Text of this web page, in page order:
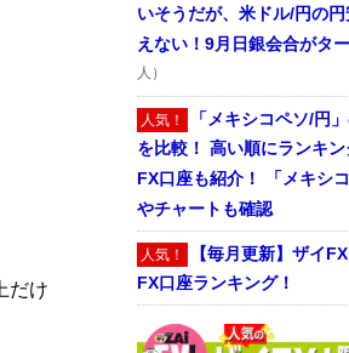
だけ
いそうだが、米ドル/円の
えない！9月日銀会合がタ
人）
人気！ 「メキシコペソ/円
を比較！ 高い順にランキ
FX口座も紹介！ 「メキシ
やチャートも確認
人気！ 【毎月更新】ザイ
FX口座ランキング！